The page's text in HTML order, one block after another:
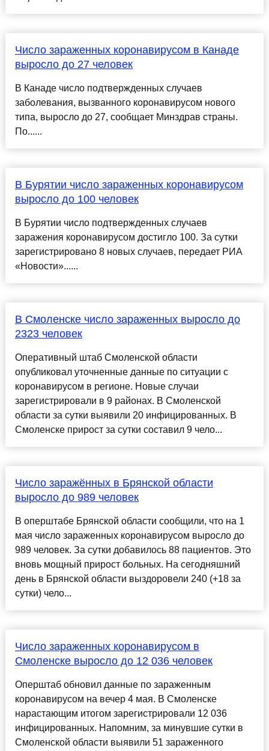
Число зараженных коронавирусом в Канаде
выросло до 27 человек
В Канаде число подтвержденных случаев
заболевания, вызванного коронавирусом нового
типа, выросло до 27, сообщает Минздрав страны.
По......
В Бурятии число зараженных коронавирусом
выросло до 100 человек
В Бурятии число подтвержденных случаев
заражения коронавирусом достигло 100. За сутки
зарегистрировано 8 новых случаев, передает РИА
«Новости»......
В Смоленске число зараженных выросло до
2323 человек
Оперативный штаб Смоленской области
опубликовал уточненные данные по ситуации с
коронавирусом в регионе. Новые случаи
зарегистрировали в 9 районах. В Смоленской
области за сутки выявили 20 инфицированных. В
Смоленске прирост за сутки составил 9 чело...
Число заражённых в Брянской области
выросло до 989 человек
В оперштабе Брянской области сообщили, что на 1
мая число зараженных коронавирусом выросло до
989 человек. За сутки добавилось 88 пациентов. Это
вновь мощный прирост больных. На сегодняшний
день в Брянской области выздоровели 240 (+18 за
сутки) чело...
Число зараженных коронавирусом в
Смоленске выросло до 12 036 человек
Оперштаб обновил данные по зараженным
коронавирусом на вечер 4 мая. В Смоленске
нарастающим итогом зарегистрировали 12 036
инфицированных. Напомним, за минувшие сутки в
Смоленской области выявили 51 зараженного